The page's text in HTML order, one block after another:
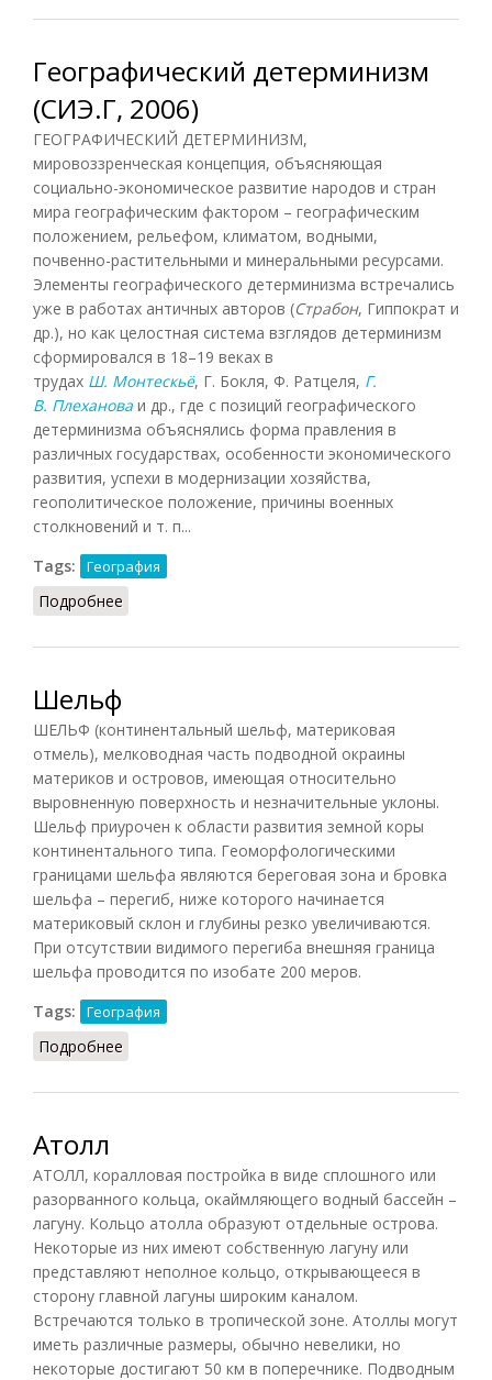
Географический детерминизм
(СИЭ.Г, 2006)
ГЕОГРАФИЧЕСКИЙ ДЕТЕРМИНИЗМ,
мировоззренческая концепция, объясняющая
социально-экономическое развитие народов и стран
мира географическим фактором – географическим
положением, рельефом, климатом, водными,
почвенно-растительными и минеральными ресурсами.
Элементы географического детерминизма встречались
уже в работах античных авторов (Страбон, Гиппократ и
др.), но как целостная система взглядов детерминизм
сформировался в 18–19 веках в
трудах Ш. Монтескьё, Г. Бокля, Ф. Ратцеля, Г.
В. Плеханова и др., где с позиций географического
детерминизма объяснялись форма правления в
различных государствах, особенности экономического
развития, успехи в модернизации хозяйства,
геополитическое положение, причины военных
столкновений и т. п...
Tags:
География
Подробнее
Шельф
ШЕЛЬФ (континентальный шельф, материковая
отмель), мелководная часть подводной окраины
материков и островов, имеющая относительно
выровненную поверхность и незначительные уклоны.
Шельф приурочен к области развития земной коры
континентального типа. Геоморфологическими
границами шельфа являются береговая зона и бровка
шельфа – перегиб, ниже которого начинается
материковый склон и глубины резко увеличиваются.
При отсутствии видимого перегиба внешняя граница
шельфа проводится по изобате 200 меров.
Tags:
География
Подробнее
Атолл
АТОЛЛ, коралловая постройка в виде сплошного или
разорванного кольца, окаймляющего водный бассейн –
лагуну. Кольцо атолла образуют отдельные острова.
Некоторые из них имеют собственную лагуну или
представляют неполное кольцо, открывающееся в
сторону главной лагуны широким каналом.
Встречаются только в тропической зоне. Атоллы могут
иметь различные размеры, обычно невелики, но
некоторые достигают 50 км в поперечнике. Подводным